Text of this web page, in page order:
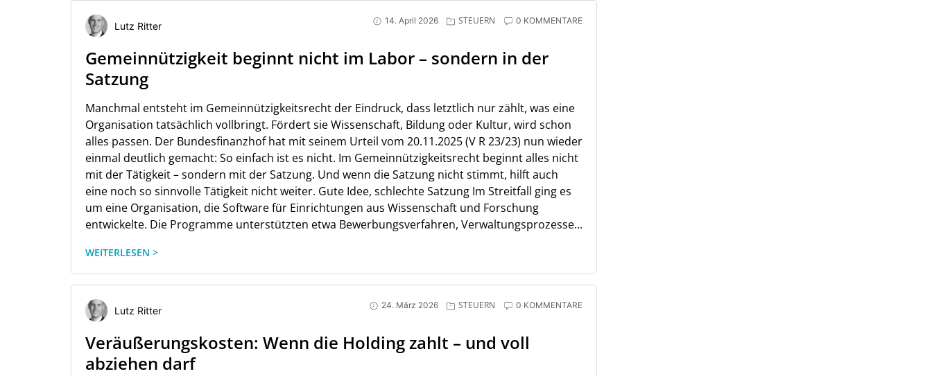
Lutz Ritter 0 KOMMENTARE
STEUERN
14. April 2026
Gemeinnützigkeit beginnt nicht im Labor – sondern in der
Satzung
Manchmal entsteht im Gemeinnützigkeitsrecht der Eindruck, dass letztlich nur zählt, was eine
Organisation tatsächlich vollbringt. Fördert sie Wissenschaft, Bildung oder Kultur, wird schon
alles passen. Der Bundesfinanzhof hat mit seinem Urteil vom 20.11.2025 (V R 23/23) nun wieder
einmal deutlich gemacht: So einfach ist es nicht. Im Gemeinnützigkeitsrecht beginnt alles nicht
mit der Tätigkeit – sondern mit der Satzung. Und wenn die Satzung nicht stimmt, hilft auch
eine noch so sinnvolle Tätigkeit nicht weiter. Gute Idee, schlechte Satzung Im Streitfall ging es
um eine Organisation, die Software für Einrichtungen aus Wissenschaft und Forschung
entwickelte. Die Programme unterstützten etwa Bewerbungsverfahren, Verwaltungsprozesse...
WEITERLESEN >
Lutz Ritter 0 KOMMENTARE
STEUERN
24. März 2026
Veräußerungskosten: Wenn die Holding zahlt – und voll
abziehen darf